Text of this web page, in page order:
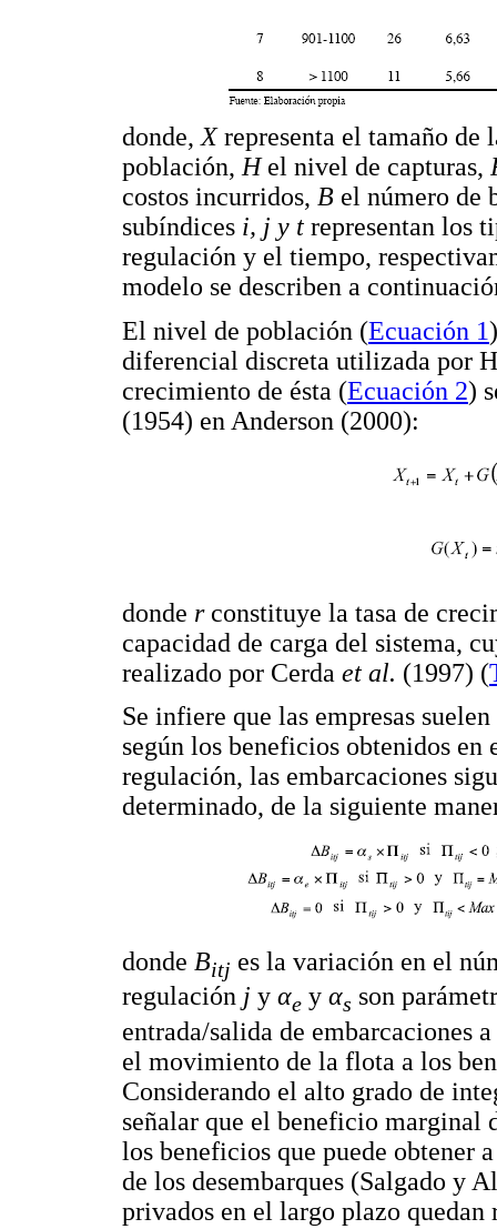
donde,Xrepresenta el tamaño
población,Hel nivel de capturas,
costos incurridos, B el número de
subíndices i, j y t representan los
regulación y el tiempo,
modelo se describen a
El nivel de población (Ecuación 1
diferencial discreta utilizada por
crecimiento de ésta (Ecuación 2)
(1954) en Anderson (2000):
donde r constituye la tasa de
capacidad de carga del sistema,
realizado por Cerda et al. (1997) (
Se infiere que las empresas
según los beneficios obtenidos
regulación, las embarcaciones
determinado, de la siguiente
donde Bitj es la variación en el
regulación j y αe y αs son
entrada/salida de embarcaciones
el movimiento de la flota a los
Considerando el alto grado de
señalar que el beneficio marginal
los beneficios que puede obtener
de los desembarques (Salgado y
privados en el largo plazo quedan